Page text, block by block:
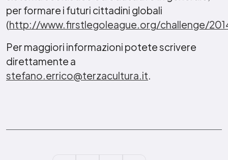
per formare i futuri cittadini globali
(http://www.firstlegoleague.org/challenge/
Per maggiori informazioni potete scrivere
direttamente a
stefano.errico@terzacultura.it.